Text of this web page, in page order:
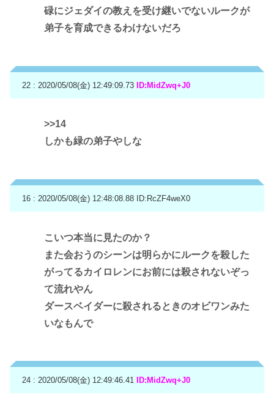
碌にジェダイの教えを受け継いでないルークが
弟子を育成できるわけないだろ
22 : 2020/05/08(金) 12:49:09.73 ID:MidZwq+J0
>>14
しかも緑の弟子やしな
16 : 2020/05/08(金) 12:48:08.88 ID:RcZF4weX0
こいつ本当に見たのか？
また会おうのシーンは明らかにルークを殺した
がってるカイロレンにお前には殺されないぞっ
て流れやん
ダースベイダーに殺されるときのオビワンみた
いなもんで
24 : 2020/05/08(金) 12:49:46.41 ID:MidZwq+J0